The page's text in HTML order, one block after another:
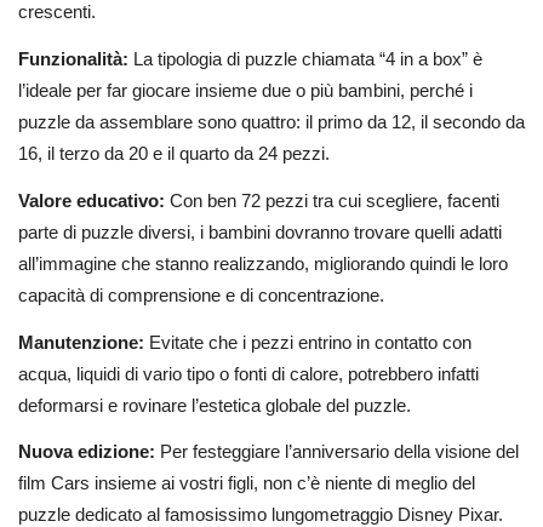
crescenti.
Funzionalità: La tipologia di puzzle chiamata “4 in a box” è
l’ideale per far giocare insieme due o più bambini, perché i
puzzle da assemblare sono quattro: il primo da 12, il secondo da
16, il terzo da 20 e il quarto da 24 pezzi.
Valore educativo: Con ben 72 pezzi tra cui scegliere, facenti
parte di puzzle diversi, i bambini dovranno trovare quelli adatti
all’immagine che stanno realizzando, migliorando quindi le loro
capacità di comprensione e di concentrazione.
Manutenzione: Evitate che i pezzi entrino in contatto con
acqua, liquidi di vario tipo o fonti di calore, potrebbero infatti
deformarsi e rovinare l’estetica globale del puzzle.
Nuova edizione: Per festeggiare l’anniversario della visione del
film Cars insieme ai vostri figli, non c’è niente di meglio del
puzzle dedicato al famosissimo lungometraggio Disney Pixar.